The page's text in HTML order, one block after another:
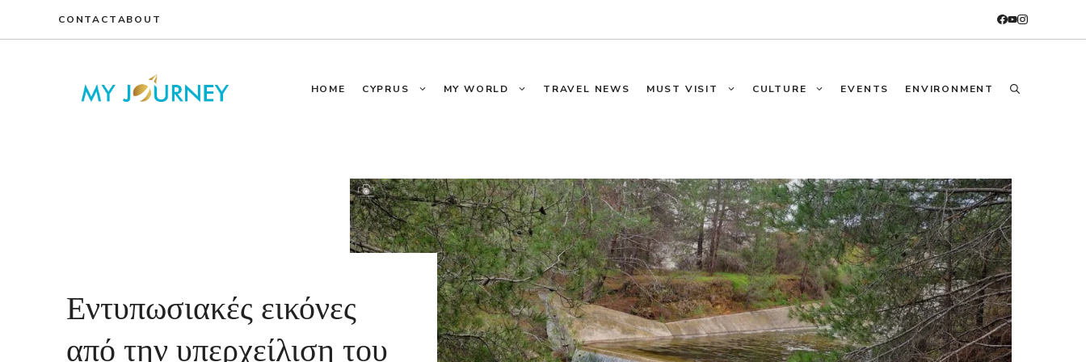
CONTACTABOUT
HOME CYPRUS MY WORLD TRAVEL NEWS MUST VISIT CULTURE EVENTS ENVIRONMENT
Εντυπωσιακές εικόνες
από την υπερχείλιση του